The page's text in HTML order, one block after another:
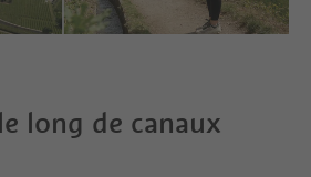
long de canaux